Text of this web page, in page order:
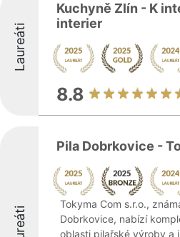
Laureáti
Kuchyně Zlín - K
interier
8.8
Pila Dobrkovice -
Tokyma Com s.r.o.,
Dobrkovice, nabízí
oblasti pilařské výroby a